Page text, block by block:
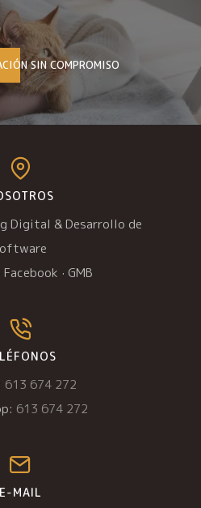
SIN COMPROMISO
Digital & Desarrollo de
Facebook · GMB
613 674 272
613 674 272
E-MAIL